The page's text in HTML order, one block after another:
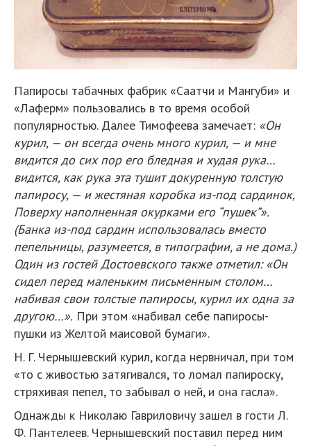
Папиросы табачных фабрик «Саатчи и Мангуби» и
«Лаферм» пользовались в то время особой
популярностью. Далее Тимофеева замечает: «Он
курил, — он всегда очень много курил, — и мне
видится до сих пор его бледная и худая рука…
видится, как рука эта тушит докуренную толстую
папиросу, — и жестяная коробка из-под сардинок,
Поверху наполненная окурками его “пушек”».
(Банка из-под сардин использовалась вместо
пепельницы, разумеется, в типографии, а не дома.)
Один из гостей Достоевского также отметил: «Он
сидел перед маленьким письменным столом…
набивая свои толстые папиросы, курил их одна за
другою…». При этом «набивал себе папиросы-
пушки из Желтой маисовой бумаги».
Н. Г. Чернышевский курил, когда нервничал, при том
«то с живостью затягивался, то ломал папироску,
стряхивая пепел, то забывал о ней, и она гасла».
Однажды к Николаю Гавриловичу зашел в гости Л.
Ф. Пантелеев. Чернышевский поставил перед ним